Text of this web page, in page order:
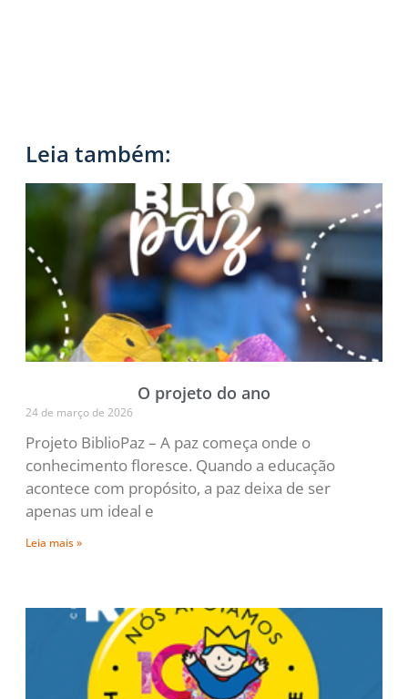
Leia também:
O projeto do ano
24 de março de 2026
Projeto BiblioPaz – A paz começa onde o
conhecimento floresce. Quando a educação
acontece com propósito, a paz deixa de ser
apenas um ideal e
Leia mais »